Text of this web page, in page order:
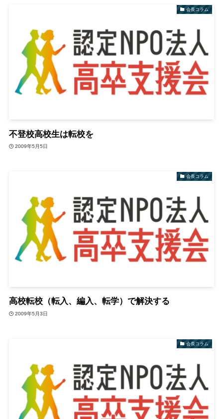
会長コラム
不登校高校生は転校を
2009年5月5日
会長コラム
高校転校（転入、編入、転学）で解決する
2009年5月3日
会長コラム